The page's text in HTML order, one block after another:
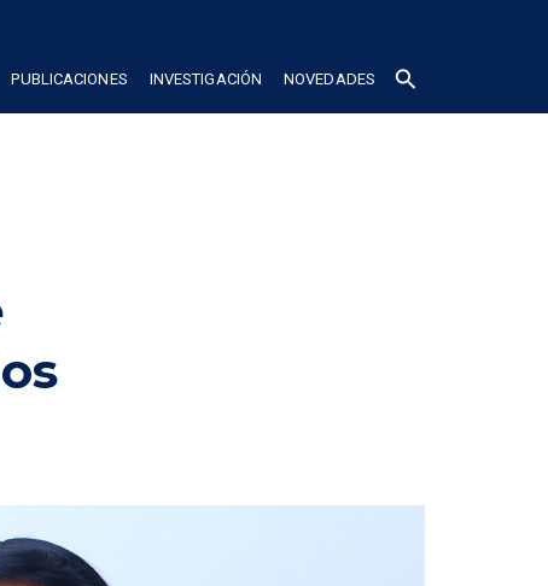
PUBLICACIONES INVESTIGACIÓN NOVEDADES search